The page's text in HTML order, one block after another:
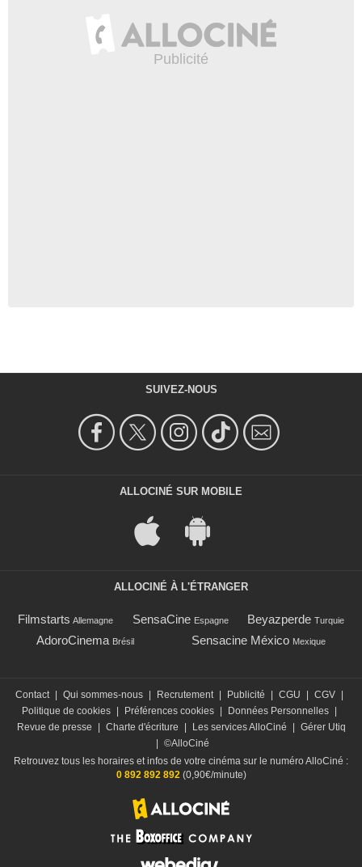
SUIVEZ-NOUS
ALLOCINÉ SUR MOBILE
ALLOCINÉ À L'ÉTRANGER
Filmstarts Allemagne SensaCine Espagne Beyazperde Turquie
AdoroCinema Brésil Sensacine México Mexique
Contact | Qui sommes-nous | Recrutement | Publicité | CGU | CGV |
Politique de cookies | Préférences cookies | Données Personnelles |
Revue de presse
| Charte d'écriture | Les services AlloCiné | Gérer Utiq
| ©AlloCiné
Retrouvez tous les horaires et infos de votre cinéma sur le numéro AlloCiné :
0 892 892 892 (0,90€/minute)